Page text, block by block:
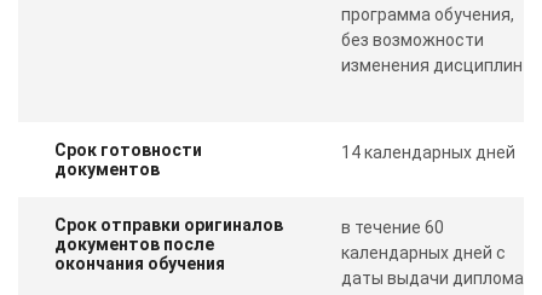
программа обучения,
без возможности
изменения дисциплин
Срок готовности
документов
14 календарных дней
Срок отправки оригиналов
документов после
окончания обучения
в течение 60
календарных дней с
даты выдачи диплома